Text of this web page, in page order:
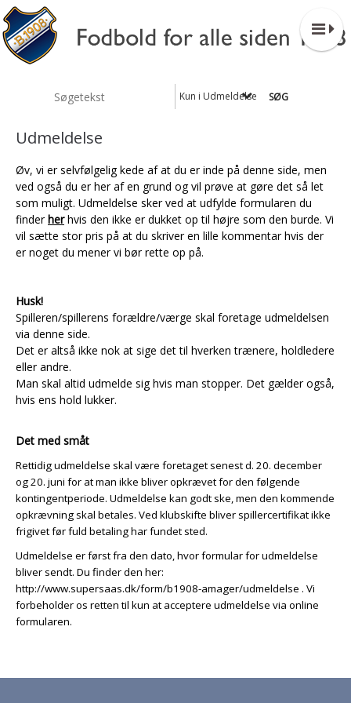
Kun i Udmeldelse
Udmeldelse
Øv, vi er selvfølgelig kede af at du er inde på denne side, men
ved også du er her af en grund og vil prøve at gøre det så let
som muligt. Udmeldelse sker ved at udfylde formularen du
finderherhvis den ikke er dukket op til højre som den burde. Vi
vil sætte stor pris på at du skriver en lille kommentar hvis der
er noget du mener vi bør rette op på.
Husk!
Spilleren/spillerens forældre/værge skal foretage udmeldelsen
via denne side.
Det er altså ikke nok at sige det til hverken trænere, holdledere
eller andre.
Man skal altid udmelde sig hvis man stopper. Det gælder også,
hvis ens hold lukker.
Det med småt
Rettidig udmeldelse skal være foretaget senest d. 20. december
og 20. juni for at man ikke bliver opkrævet for den følgende
kontingentperiode. Udmeldelse kan godt ske, men den kommende
opkrævning skal betales. Ved klubskifte bliver spillercertifikat ikke
frigivet før fuld betaling har fundet sted.
Udmeldelse er først fra den dato, hvor formular for udmeldelse
bliver sendt. Du finder den her:
http://www.supersaas.dk/form/b1908-amager/udmeldelse . Vi
forbeholder os retten til kun at acceptere udmeldelse via online
formularen.